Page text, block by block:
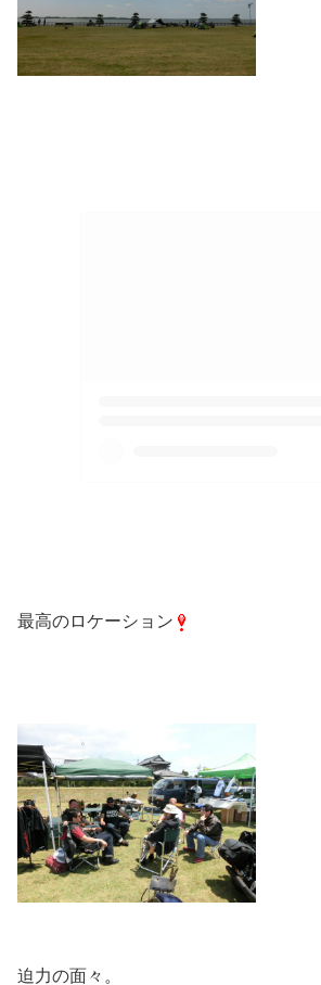
最高のロケーション
迫力の面々。